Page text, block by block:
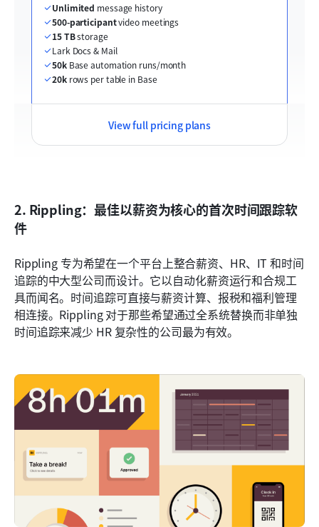
Unlimited message history
500-participant video meetings
15 TB storage
Lark Docs & Mail
50k Base automation runs/month
20k rows per table in Base
View full pricing plans
2. Rippling：最佳以薪资为核心的首次时间跟踪软
件
Rippling 专为希望在一个平台上整合薪资、HR、IT 和时间
追踪的中大型公司而设计。它以自动化薪资运行和合规工
具而闻名。时间追踪可直接与薪资计算、报税和福利管理
相连接。Rippling 对于那些希望通过全系统替换而非单独
时间追踪来减少 HR 复杂性的公司最为有效。